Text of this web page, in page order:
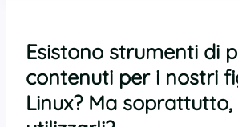
Esistono strumenti di
contenuti per i nostri
Linux? Ma